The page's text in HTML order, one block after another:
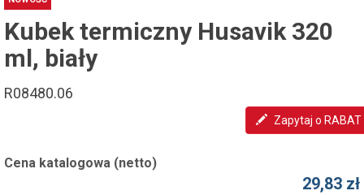
Kubek termiczny Husavik 320
ml, biały
R08480.06
Zapytaj o RABAT
Cena katalogowa (netto)
29,83 zł